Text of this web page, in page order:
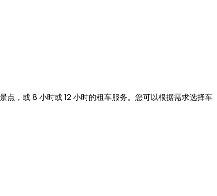
，或 8 小时或 12 小时的租车服务。您可以根据需求选择车